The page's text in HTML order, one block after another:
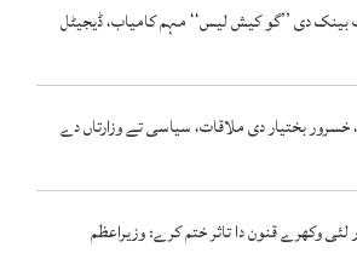
دی ’’گو کیش لیس‘‘ مہم کامیاب، ڈیجیٹل
خسرور بختیار دی ملاقات، سیاسی تے وزارتاں دے
وکھرے قنون دا تاثر ختم کرے: وزیراعظم